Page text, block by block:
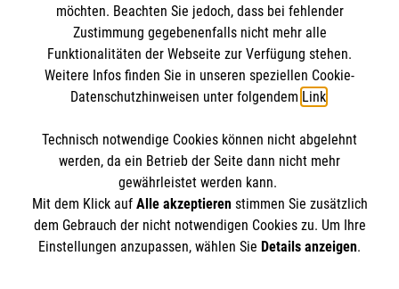
Compliance
Karriere bei uns:www.mehralsnurarbeit.de
möchten. Beachten Sie jedoch, dass bei fehlender
Zustimmung gegebenenfalls nicht mehr alle
Funktionalitäten der Webseite zur Verfügung stehen.
Weitere Infos finden Sie in unseren speziellen Cookie-
Datenschutzhinweisen unter folgendem Link.
Technisch notwendige Cookies können nicht abgelehnt
werden, da ein Betrieb der Seite dann nicht mehr
gewährleistet werden kann.
Mit dem Klick auf Alle akzeptierenstimmen Sie zusätzlich
dem Gebrauch der nicht notwendigen Cookies zu. Um Ihre
Einstellungen anzupassen, wählen Sie Details anzeigen.